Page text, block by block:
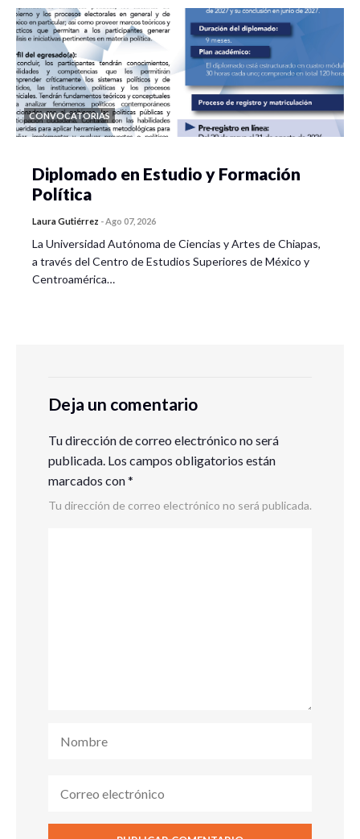
CONVOCATORIAS
Diplomado en Estudio y Formación
Política
Laura Gutiérrez -Ago 07, 2026
La Universidad Autónoma de Ciencias y Artes de Chiapas,
a través del Centro de Estudios Superiores de México y
Centroamérica…
Deja un comentario
Tu dirección de correo electrónico no será
publicada. Los campos obligatorios están
marcados con*
Tu dirección de correo electrónico no será publicada.